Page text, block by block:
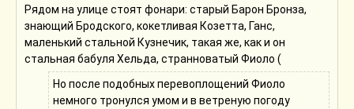
Рядом на улице стоят фонари: старый Барон Бронза,
знающий Бродского, кокетливая Козетта, Ганс,
маленький стальной Кузнечик, такая же, как и он
стальная бабуля Хельда, странноватый Фиоло (
Но после подобных перевоплощений Фиоло
немного тронулся умом и в ветреную погоду